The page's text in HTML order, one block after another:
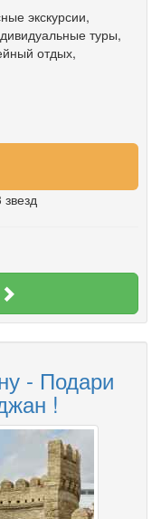
экскурсии,
туры,
отдых,
- Подари
!